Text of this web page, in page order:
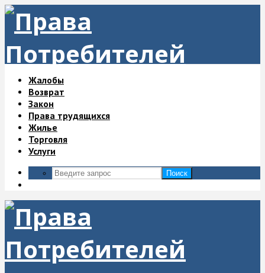
Жалобы
Возврат
Закон
Права трудящихся
Жилье
Торговля
Услуги
Поиск